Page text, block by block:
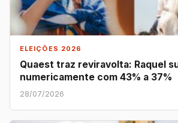
ELEIÇÕES 2026
Quaest traz reviravolta: Raquel
numericamente com 43% a 37%
28/07/2026